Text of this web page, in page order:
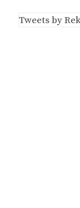
Tweets by